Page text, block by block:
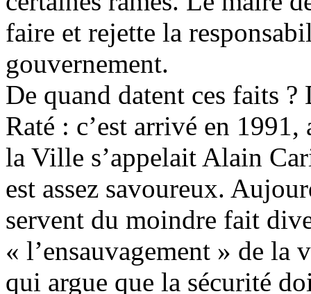
faire et rejette la
gouvernement.
De quand datent ces faits
Raté : c’est arrivé en
la Ville s’appelait Alain
est assez savoureux.
servent du moindre fait
« l’ensauvagement » de la
qui argue que la sécurité